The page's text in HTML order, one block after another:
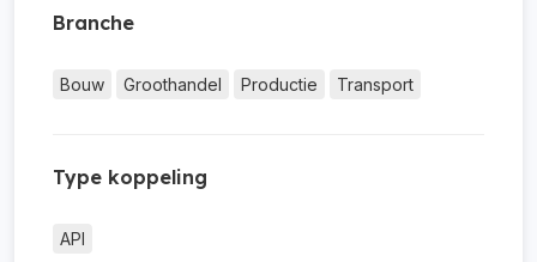
Branche
Bouw Groothandel Productie Transport
Type koppeling
API